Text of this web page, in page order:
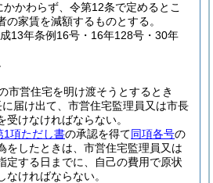
かかわらず、令第12条で定めるとこ
の家賃を減額するものとする。
13年条例16号・16年128号・30年
市営住宅を明け渡そうとするとき
届け出て、市営住宅監理員又は市長
けなければならない。
1項ただし書の承認を得て同項各号の
をしたときは、市営住宅監理員又は
定する日までに、自己の費用で原状
なければならない。